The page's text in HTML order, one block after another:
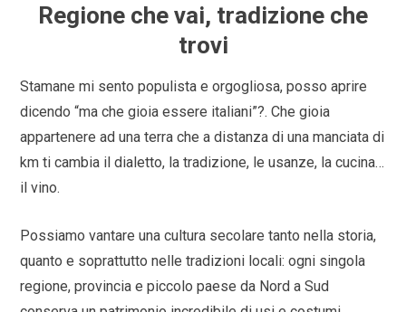
Regione che vai, tradizione che
trovi
Stamane mi sento populista e orgogliosa, posso aprire
dicendo “ma che gioia essere italiani”?. Che gioia
appartenere ad una terra che a distanza di una manciata di
km ti cambia il dialetto, la tradizione, le usanze, la cucina…
il vino.
Possiamo vantare una cultura secolare tanto nella storia,
quanto e soprattutto nelle tradizioni locali: ogni singola
regione, provincia e piccolo paese da Nord a Sud